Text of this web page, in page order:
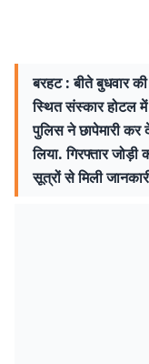
बरहट : बीते बुधवार
स्थित संस्कार होटल
पुलिस ने छापेमारी कर
लिया. गिरफ्तार
सूत्रों से मिली